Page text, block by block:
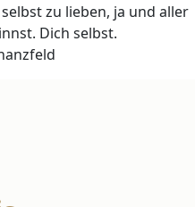
zu lieben, ja und aller
Dich selbst.